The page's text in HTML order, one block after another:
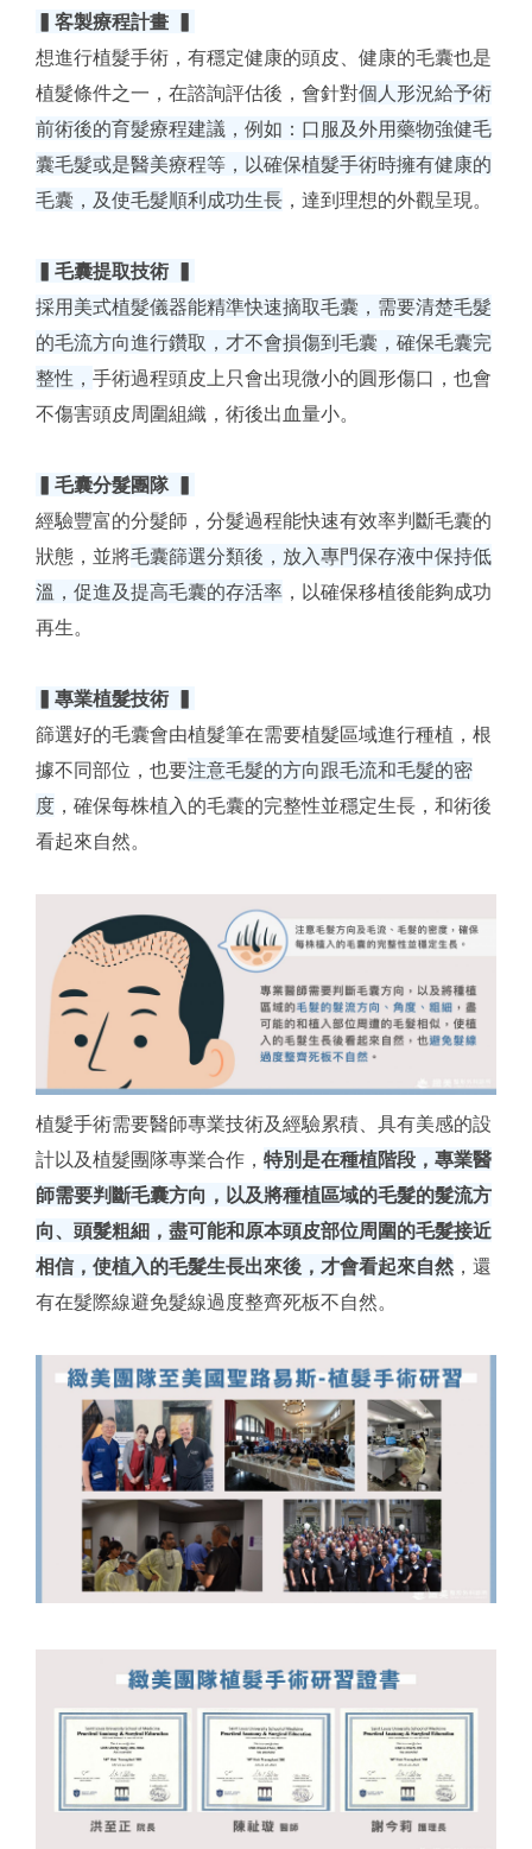
▍客製療程計畫 ▍
想進行植髮手術，有穩定健康的頭皮、健康的毛囊也是
植髮條件之一，在諮詢評估後，會針對個人形況給予術
前術後的育髮療程建議，例如：口服及外用藥物強健毛
囊毛髮或是醫美療程等，以確保植髮手術時擁有健康的
毛囊，及使毛髮順利成功生長 ，達到理想的外觀呈現。
▍毛囊提取技術 ▍
採用美式植髮儀器能精準快速摘取毛囊，需要清楚毛髮
的毛流方向進行鑽取，才不會損傷到毛囊，確保毛囊完
整性，手術過程頭皮上只會出現微小的圓形傷口，也會
不傷害頭皮周圍組織，術後出血量小。
▍毛囊分髮團隊 ▍
經驗豐富的分髮師，分髮過程能快速有效率判斷毛囊的
狀態，並將毛囊篩選分類後，放入專門保存液中保持低
溫，促進及提高毛囊的存活率 ，以確保移植後能夠成功
再生。
▍專業植髮技術
▍
篩選好的毛囊會由植髮筆在需要植髮區域進行種植，根
據不同部位，也要注意毛髮的方向跟毛流和毛髮的密
度 ，確保每株植入的毛囊的完整性並穩定生長，和術後
看起來自然。
植髮手術需要醫師專業技術及經驗累積、具有美感的設
計以及植髮團隊專業合作，特別是在種植階段，專業醫
師需要判斷毛囊方向，以及將種植區域的毛髮的髮流方
向、頭髮粗細，盡可能和原本頭皮部位周圍的毛髮接近
相信，使植入的毛髮生長出來後，才會看起來自然 ，還
有在髮際線避免髮線過度整齊死板不自然。